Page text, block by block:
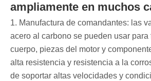
ampliamente en muchos
1. Manufactura de comandantes: las
acero al carbono se pueden usar para
cuerpo, piezas del motor y
alta resistencia y resistencia a la
de soportar altas velocidades y